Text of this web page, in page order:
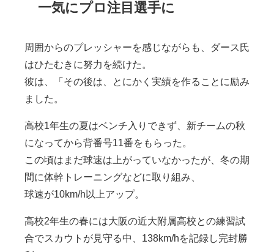
一気にプロ注目選手に
周囲からのプレッシャーを感じながらも、ダース氏
はひたむきに努力を続けた。
彼は、「その後は、とにかく実績を作ることに励み
ました。
高校1年生の夏はベンチ入りできず、新チームの秋
になってから背番号11番をもらった。
この頃はまだ球速は上がっていなかったが、冬の期
間に体幹トレーニングなどに取り組み、
球速が10km/h以上アップ。
高校2年生の春には大阪の近大附属高校との練習試
合でスカウトが見守る中、 138km/hを記録し完封勝